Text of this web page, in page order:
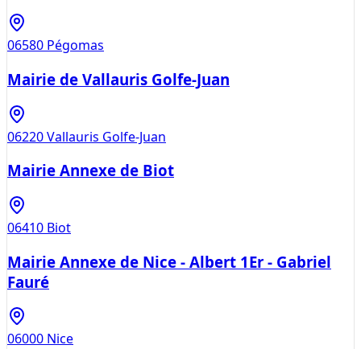
06580 Pégomas
Mairie de Vallauris Golfe-Juan
06220Vallauris Golfe-Juan
Mairie Annexe de Biot
06410 Biot
Mairie Annexe de Nice - Albert 1Er - Gabriel
Fauré
06000 Nice